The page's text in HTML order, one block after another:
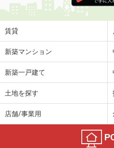
賃貸
新築マンション
新築一戸建て
土地を探す
店舗/事業用